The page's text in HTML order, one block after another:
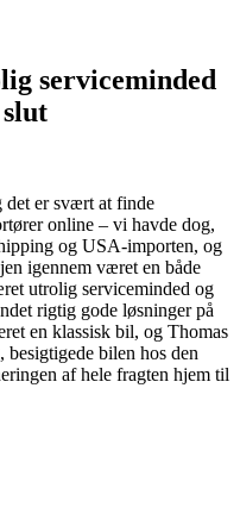
serviceminded
er svært at finde
online – vi havde dog,
og USA-importen, og
igennem været en både
utrolig serviceminded og
rigtig gode løsninger på
en klassisk bil, og Thomas
besigtigede bilen hos den
af hele fragten hjem til